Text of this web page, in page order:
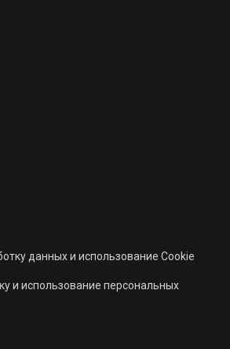
данных и использование Cookie
и использование персональных